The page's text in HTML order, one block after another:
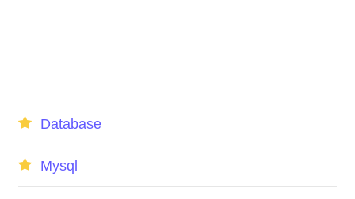
Database
Mysql